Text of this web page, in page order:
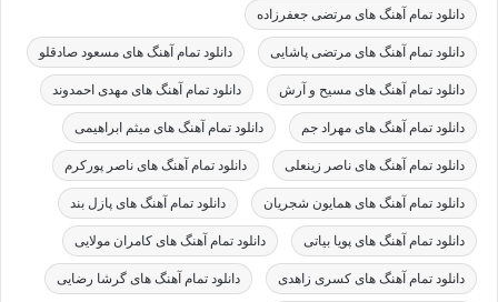
دانلود تمام آهنگ های مرتضی جعفرزاده
دانلود تمام آهنگ های مرتضی پاشایی دانلود تمام آهنگ های مسعود صادقلو
دانلود تمام آهنگ های مسیح و آرش دانلود تمام آهنگ های مهدی احمدوند
دانلود تمام آهنگ های مهراد جم دانلود تمام آهنگ های میثم ابراهیمی
دانلود تمام آهنگ های ناصر زینعلی دانلود تمام آهنگ های ناصر پورکرم
دانلود تمام آهنگ های همایون شجریان دانلود تمام آهنگ های پازل بند
دانلود تمام آهنگ های پویا بیاتی دانلود تمام آهنگ های کامران مولایی
دانلود تمام آهنگ های کسری زاهدی دانلود تمام آهنگ های گرشا رضایی